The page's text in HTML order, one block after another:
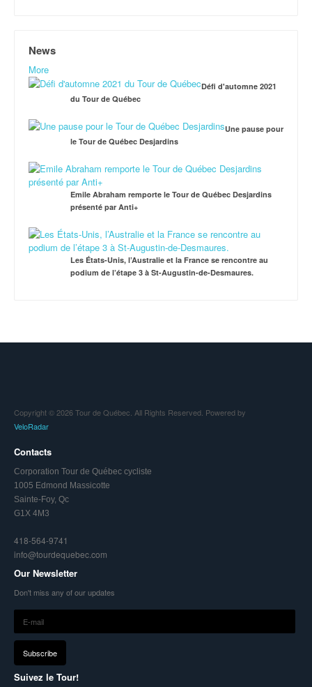
News
More
Défi d'automne 2021
du Tour de Québec
Une pause pour
le Tour de Québec Desjardins
Emile Abraham remporte le Tour de Québec Desjardins
présenté par Anti+
Les États-Unis, l’Australie et la France se rencontre au
podium de l’étape 3 à St-Augustin-de-Desmaures.
Copyright © 2026 Tour de Québec. All Rights Reserved. Powered by
VeloRadar
Contacts
Corporation Tour de Québec cycliste
1005 Edmond Massicotte
Sainte-Foy, Qc
G1X 4M3
418-564-9741
info@tourdequebec.com
Our Newsletter
Don't miss any of our updates
Suivez le Tour!